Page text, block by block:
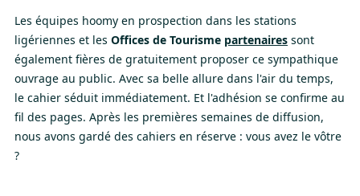
Les équipes hoomy en prospection dans les stations
ligériennes et les Offices de Tourisme partenaires sont
également fières de gratuitement proposer ce sympathique
ouvrage au public. Avec sa belle allure dans l'air du temps,
le cahier séduit immédiatement. Et l'adhésion se confirme au
fil des pages. Après les premières semaines de diffusion,
nous avons gardé des cahiers en réserve : vous avez le vôtre
?